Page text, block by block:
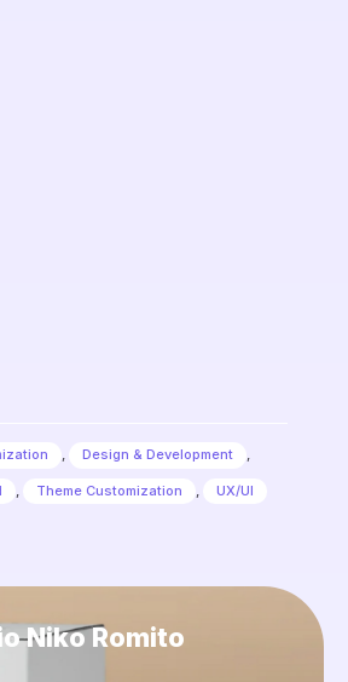
, Design & Development ,
, Theme Customization , UX/UI
Niko Romito